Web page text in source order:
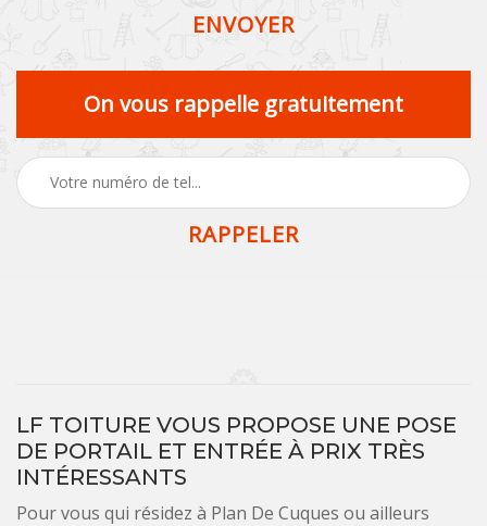
On vous rappelle gratuitement
LF TOITURE VOUS PROPOSE UNE POSE
DE PORTAIL ET ENTRÉE À PRIX TRÈS
INTÉRESSANTS
Pour vous qui résidez à Plan De Cuques ou ailleurs